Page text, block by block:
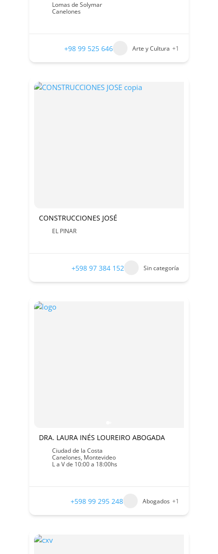
Lomas de Solymar
Canelones
+98 99 525 646 Arte y Cultura +1
CONSTRUCCIONES JOSÉ
EL PINAR
+598 97 384 152 Sin categoría
DRA. LAURA INÉS LOUREIRO ABOGADA
Ciudad de la Costa
Canelones, Montevideo
L a V de 10:00 a 18:00hs
+598 99 295 248 Abogados +1